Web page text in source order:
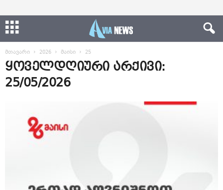
მთავარი 2026 მაისი 25
ყოველდღიური არქივი:
25/05/2026